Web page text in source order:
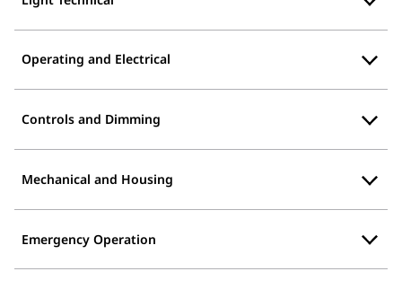
Operating and Electrical
Controls and Dimming
Mechanical and Housing
Emergency Operation